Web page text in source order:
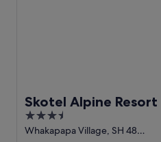
Skotel Alpine Resort
3.5
out
Whakapapa Village, SH 48